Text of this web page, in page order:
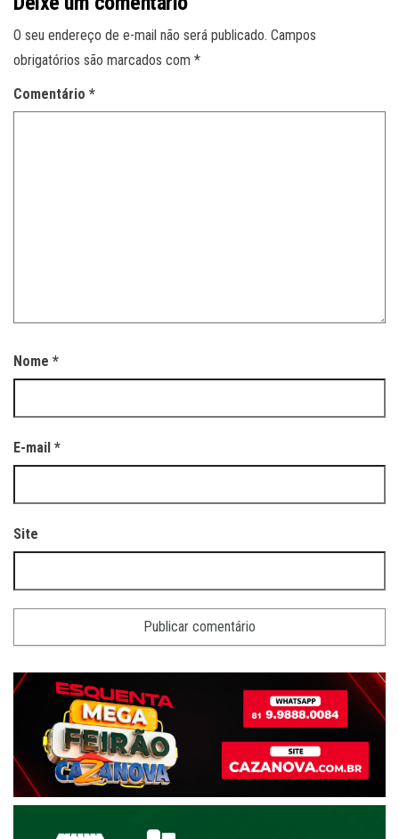
O seu endereço de e-mail não será publicado. Campos
obrigatórios são marcados com *
Comentário *
Nome *
E-mail *
Site